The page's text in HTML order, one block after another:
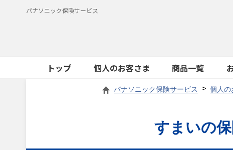
パナソニック保険サービス
トップ 個人のお客さま 商品一覧
パナソニック保険サービス 個人の
すまいの保